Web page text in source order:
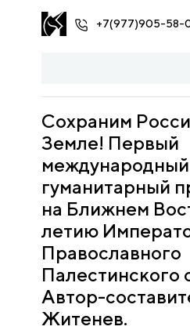
+7(977)905-58-
Сохраним
Земле! Первый
международный
гуманитарный
на Ближнем
летию
Православного
Палестинского
Автор-
Житенев.